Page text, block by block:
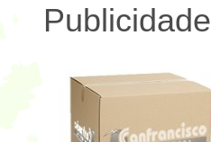
Publicidade